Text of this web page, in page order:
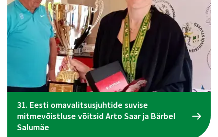
Spordiliidu Jõud üldkogu koosolek toimub